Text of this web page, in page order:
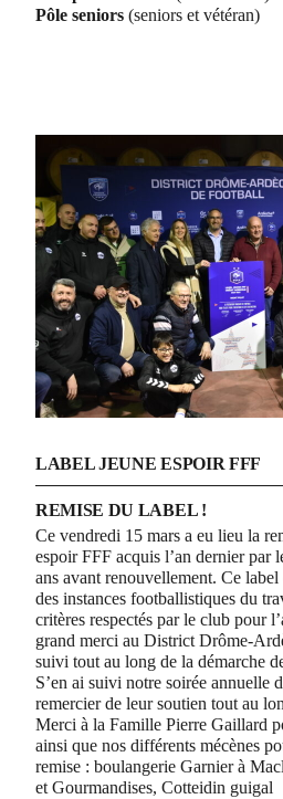
Pôle seniors (seniors et vétéran)
LABEL JEUNE ESPOIR FFF
REMISE DU LABEL !
Ce vendredi 15 mars a eu lieu la
espoir FFF acquis l’an dernier par
ans avant renouvellement. Ce label
des instances footballistiques du
critères respectés par le club pour
grand merci au District Drôme-
suivi tout au long de la démarche
S’en ai suivi notre soirée annuelle
remercier de leur soutien tout au
Merci à la Famille Pierre Gaillard
ainsi que nos différents mécènes
remise : boulangerie Garnier à
et Gourmandises, Cotteidin guigal